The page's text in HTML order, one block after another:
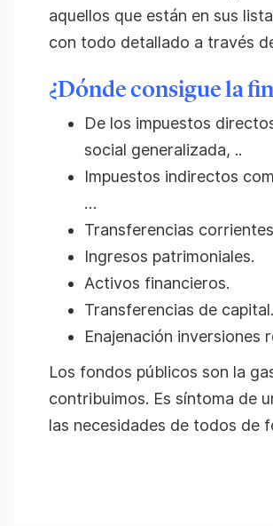
aquellos que están en sus
con todo detallado a través
¿Dónde consigue la
De los impuestos
social generalizada, ..
Impuestos indirectos
…
Transferencias
Ingresos patrimoniales.
Activos financieros.
Transferencias de capital.
Enajenación inversiones
Los fondos públicos son la
contribuimos. Es síntoma de
las necesidades de todos de